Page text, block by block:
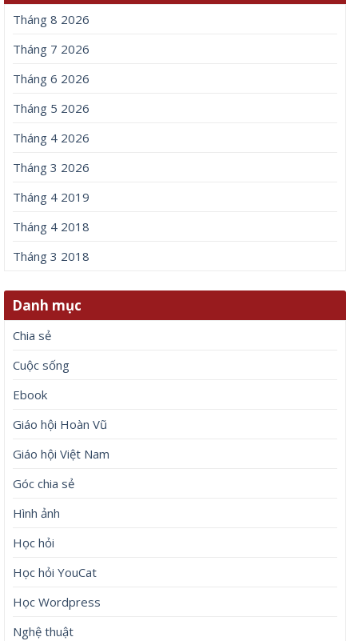
Tháng 8 2026
Tháng 7 2026
Tháng 6 2026
Tháng 5 2026
Tháng 4 2026
Tháng 3 2026
Tháng 4 2019
Tháng 4 2018
Tháng 3 2018
Danh mục
Chia sẻ
Cuộc sống
Ebook
Giáo hội Hoàn Vũ
Giáo hội Việt Nam
Góc chia sẻ
Hình ảnh
Học hỏi
Học hỏi YouCat
Học Wordpress
Nghệ thuật